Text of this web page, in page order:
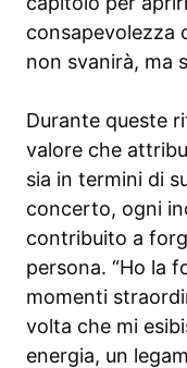
consapevolezza
non svanirà, ma
Durante queste
valore che
sia in termini di
concerto, ogni
contribuito a
persona. “Ho la
momenti
volta che mi
energia, un